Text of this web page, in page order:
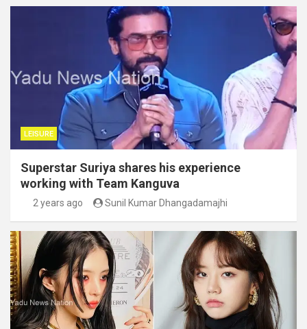
LEISURE
Superstar Suriya shares his experience
working with Team Kanguva
2 years ago Sunil Kumar Dhangadamajhi